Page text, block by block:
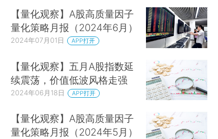
【量化观察】A股高质量因子
量化策略月报（2024年6月）
2024年07月01日 APP打开
【量化观察】五月A股指数延
续震荡，价值低波风格走强
2024年06月18日 APP打开
【量化观察】A股高质量因子
量化策略月报（2024年5月）